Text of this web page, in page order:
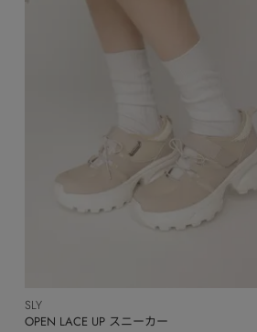
SLY
OPEN LACE UP スニーカー